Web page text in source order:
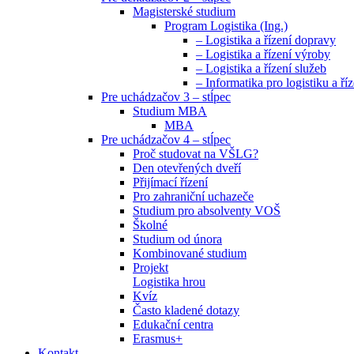
Magisterské studium
Program Logistika (Ing.)
– Logistika a řízení dopravy
– Logistika a řízení výroby
– Logistika a řízení služeb
– Informatika pro logistiku a
Pre uchádzačov 3 – stĺpec
Studium MBA
MBA
Pre uchádzačov 4 – stĺpec
Proč studovat na VŠLG?
Den otevřených dveří
Přijímací řízení
Pro zahraniční uchazeče
Studium pro absolventy VOŠ
Školné
Studium od února
Kombinované studium
Projekt
Logistika hrou
Kvíz
Často kladené dotazy
Edukační centra
Erasmus+